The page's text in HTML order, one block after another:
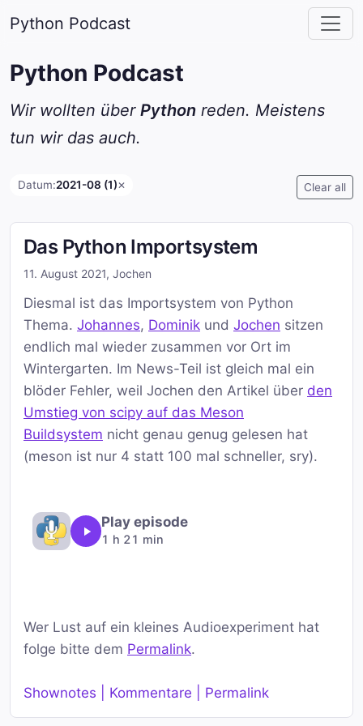
Python Podcast
Python Podcast
Wir wollten über Python reden. Meistens
tun wir das auch.
Datum:2021-08 (1)✕ Clear all
Das Python Importsystem
11. August 2021, Jochen
Diesmal ist das Importsystem von Python
Thema. Johannes, Dominik und Jochen sitzen
endlich mal wieder zusammen vor Ort im
Wintergarten. Im News-Teil ist gleich mal ein
blöder Fehler, weil Jochen den Artikel über den
Umstieg von scipy auf das Meson
Buildsystem nicht genau genug gelesen hat
(meson ist nur 4 statt 100 mal schneller, sry).
Play episode
1 h 21 min
Wer Lust auf ein kleines Audioexperiment hat
folge bitte dem Permalink.
Shownotes | Kommentare | Permalink